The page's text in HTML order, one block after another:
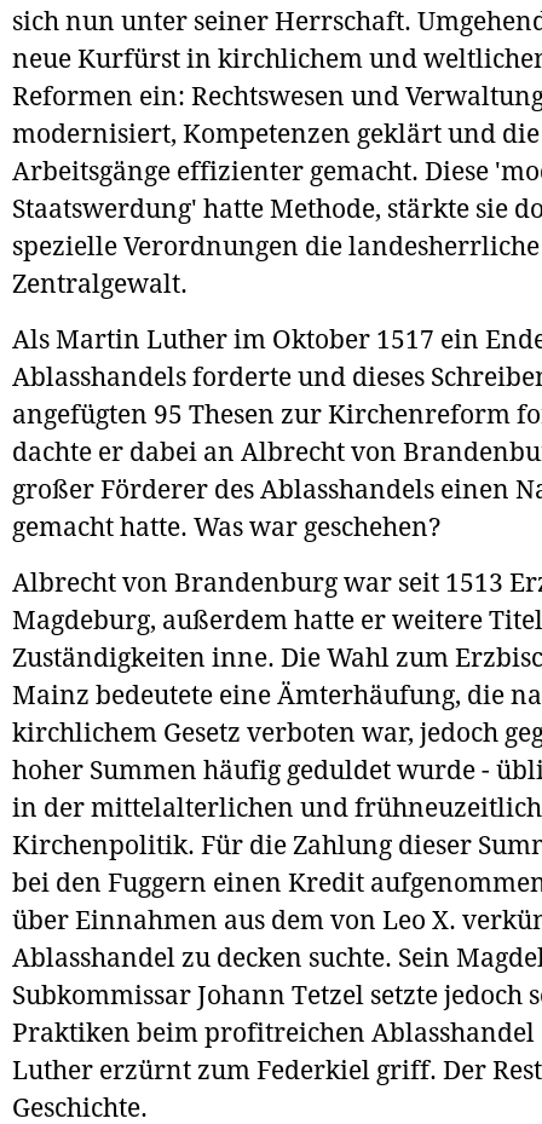
sich nun unter seiner Herrschaft.
neue Kurfürst in kirchlichem und
Reformen ein: Rechtswesen und
modernisiert, Kompetenzen geklärt und die
Arbeitsgänge effizienter gemacht. Diese
Staatswerdung' hatte Methode, stärkte sie
spezielle Verordnungen die landesherrliche
Zentralgewalt.
Als Martin Luther im Oktober 1517 ein
Ablasshandels forderte und dieses
angefügten 95 Thesen zur Kirchenreform
dachte er dabei an Albrecht von
großer Förderer des Ablasshandels einen
gemacht hatte. Was war geschehen?
Albrecht von Brandenburg war seit 1513
Magdeburg, außerdem hatte er weitere
Zuständigkeiten inne. Die Wahl zum
Mainz bedeutete eine Ämterhäufung, die
kirchlichem Gesetz verboten war, jedoch
hoher Summen häufig geduldet wurde -
in der mittelalterlichen und
Kirchenpolitik. Für die Zahlung dieser
bei den Fuggern einen Kredit
über Einnahmen aus dem von Leo X.
Ablasshandel zu decken suchte. Sein
Subkommissar Johann Tetzel setzte jedoch
Praktiken beim profitreichen Ablasshandel
Luther erzürnt zum Federkiel griff. Der
Geschichte.